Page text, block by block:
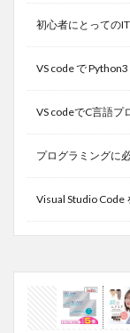
初心者にとっての
VS code で
VS codeでC言語プ
プログラミングに
Visual Studio Code